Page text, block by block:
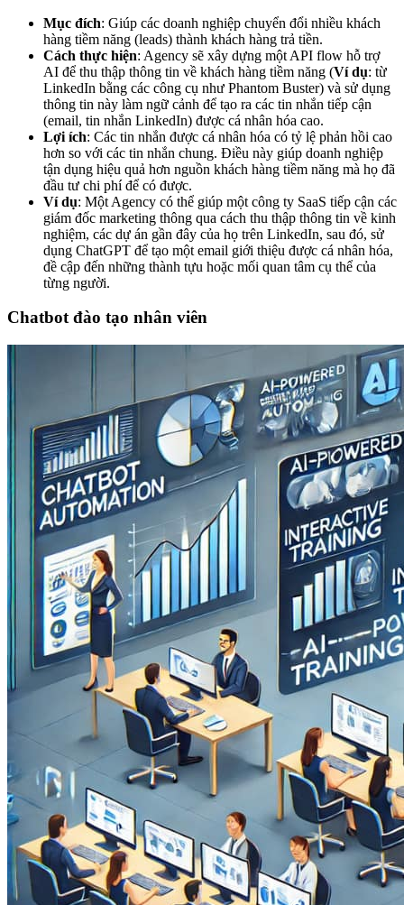
Mục đích: Giúp các doanh nghiệp chuyển đổi nhiều khách
hàng tiềm năng (leads) thành khách hàng trả tiền.
Cách thực hiện: Agency sẽ xây dựng một API flow hỗ trợ
AI để thu thập thông tin về khách hàng tiềm năng (Ví dụ: từ
LinkedIn bằng các công cụ như Phantom Buster) và sử dụng
thông tin này làm ngữ cảnh để tạo ra các tin nhắn tiếp cận
(email, tin nhắn LinkedIn) được cá nhân hóa cao.
Lợi ích: Các tin nhắn được cá nhân hóa có tỷ lệ phản hồi cao
hơn so với các tin nhắn chung. Điều này giúp doanh nghiệp
tận dụng hiệu quả hơn nguồn khách hàng tiềm năng mà họ đã
đầu tư chi phí để có được.
Ví dụ: Một Agency có thể giúp một công ty SaaS tiếp cận các
giám đốc marketing thông qua cách thu thập thông tin về kinh
nghiệm, các dự án gần đây của họ trên LinkedIn, sau đó, sử
dụng ChatGPT để tạo một email giới thiệu được cá nhân hóa,
đề cập đến những thành tựu hoặc mối quan tâm cụ thể của
từng người.
Chatbot đào tạo nhân viên